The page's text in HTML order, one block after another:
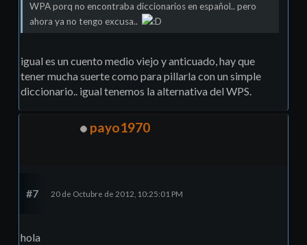
WPA porq no encontraba diccionarios en español.. pero
ahora ya no tengo excusa..
igual es un cuento medio viejo y anticuado, hay que
tener mucha suerte como para pillarla con un simple
diccionario.. igual tenemos la alternativa del WPS.
payo1970
#7 20 de Octubre de 2012, 10:25:01 PM
hola